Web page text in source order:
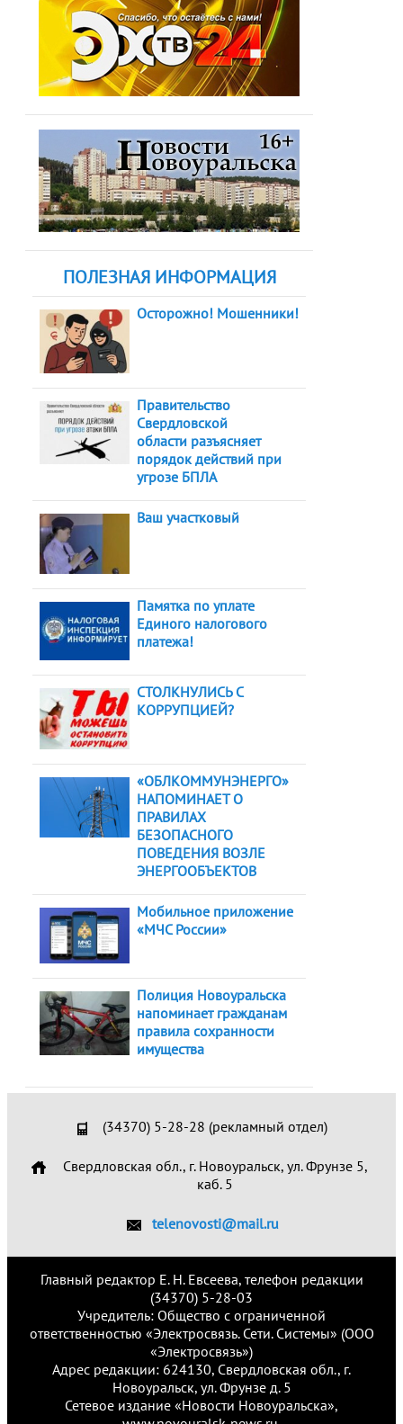
ПОЛЕЗНАЯ ИНФОРМАЦИЯ
Осторожно! Мошенники!
Правительство
Свердловской
области разъясняет
порядок действий при
угрозе БПЛА
Ваш участковый
Памятка по уплате
Единого налогового
платежа!
СТОЛКНУЛИСЬ С
КОРРУПЦИЕЙ?
«ОБЛКОММУНЭНЕРГО»
НАПОМИНАЕТ О
ПРАВИЛАХ
БЕЗОПАСНОГО
ПОВЕДЕНИЯ ВОЗЛЕ
ЭНЕРГООБЪЕКТОВ
Мобильное приложение
«МЧС России»
Полиция Новоуральска
напоминает гражданам
правила сохранности
имущества
(34370) 5-28-28 (рекламный отдел)
Свердловская обл., г. Новоуральск, ул. Фрунзе 5,
каб. 5
telenovosti@mail.ru
Главный редактор Е. Н. Евсеева, телефон редакции
(34370) 5-28-03
Учредитель: Общество с ограниченной
ответственностью «Электросвязь. Сети. Системы» (ООО
«Электросвязь»)
Адрес редакции: 624130, Свердловская обл., г.
Новоуральск, ул. Фрунзе д. 5
Сетевое издание «Новости Новоуральска»,